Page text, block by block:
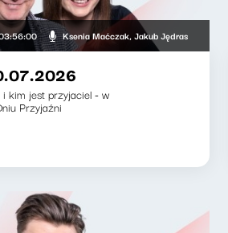
Ksenia Maćczak, Jakub Jędras
kim jest przyjaciel - w
Przyjaźni